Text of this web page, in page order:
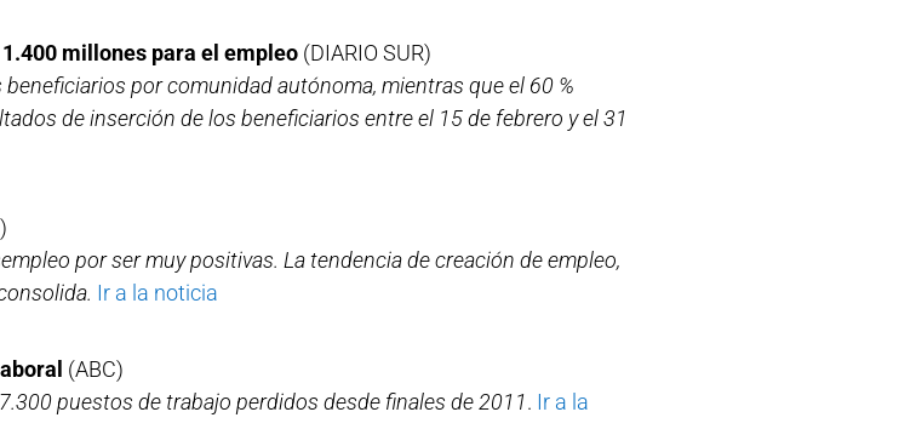
millones para el empleo (DIARIO SUR)
por comunidad autónoma, mientras que el 60 %
de inserción de los beneficiarios entre el 15 de febrero y el 31
por ser muy positivas. La tendencia de creación de empleo,
Ir a la noticia
(ABC)
puestos de trabajo perdidos desde finales de 2011. Ir a la